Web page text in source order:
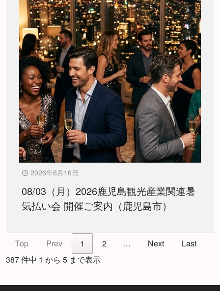
2026年6月16日
08/03（月）2026鹿児島観光産業関連暑
気払い会 開催ご案内（鹿児島市）
Top Prev 1 2 … Next
Last
387 件中 1 から 5 まで表示